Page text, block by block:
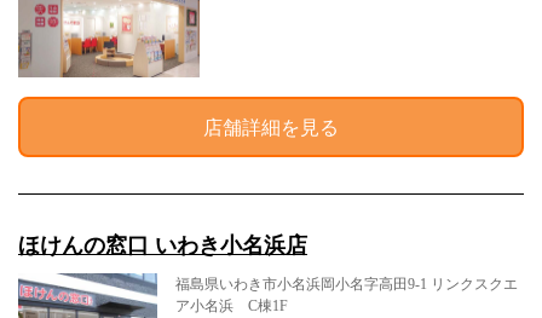
店舗詳細を見る
ほけんの窓口 いわき小名浜店
福島県いわき市小名浜岡小名字高田9-1 リンクスクエ
ア小名浜 C棟1F